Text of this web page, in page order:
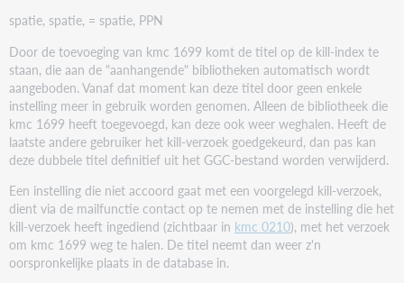
spatie, spatie, = spatie, PPN
Door de toevoeging van kmc 1699 komt de titel op de kill-index te
staan, die aan de "aanhangende" bibliotheken automatisch wordt
aangeboden. Vanaf dat moment kan deze titel door geen enkele
instelling meer in gebruik worden genomen. Alleen de bibliotheek die
kmc 1699 heeft toegevoegd, kan deze ook weer weghalen. Heeft de
laatste andere gebruiker het kill-verzoek goedgekeurd, dan pas kan
deze dubbele titel definitief uit het GGC-bestand worden verwijderd.
Een instelling die niet accoord gaat met een voorgelegd kill-verzoek,
dient via de mailfunctie contact op te nemen met de instelling die het
kill-verzoek heeft ingediend (zichtbaar in kmc 0210), met het verzoek
om kmc 1699 weg te halen. De titel neemt dan weer z'n
oorspronkelijke plaats in de database in.